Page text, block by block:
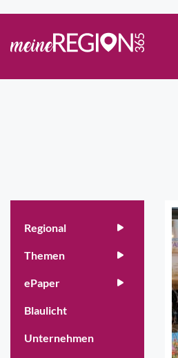
Regional
Themen
ePaper
Blaulicht
Unternehmen